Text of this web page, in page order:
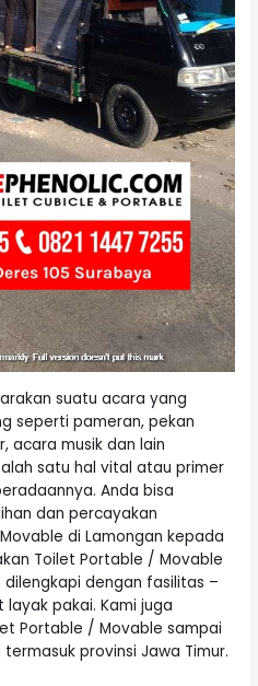
suatu acara yang
seperti pameran, pekan
acara musik dan lain
satu hal vital atau primer
Anda bisa
dan percayakan
di Lamongan kepada
Toilet Portable / Movable
dengan fasilitas –
pakai. Kami juga
Portable / Movable sampai
provinsi Jawa Timur.